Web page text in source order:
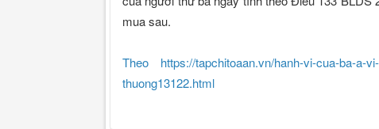
mua sau.
Theo https://tapchitoaan.vn/hanh-vi-cua-ba-a-
thuong13122.html